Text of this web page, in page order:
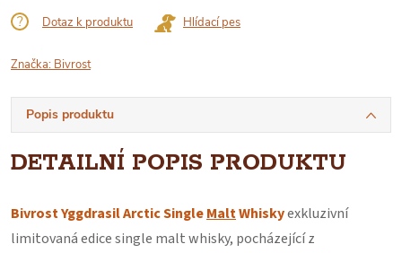
Dotaz k produktu Hlídací pes
Značka: Bivrost
Popis produktu
DETAILNÍ POPIS PRODUKTU
Bivrost Yggdrasil Arctic SingleMaltWhiskyexkluzivní
limitovaná edice single malt whisky, pocházející z